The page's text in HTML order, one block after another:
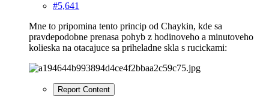
#5,641
Mne to pripomina tento princip od Chaykin, kde sa
pravdepodobne prenasa pohyb z hodinoveho a minutoveho
kolieska na otacajuce sa priheladne skla s rucickami:
Report Content